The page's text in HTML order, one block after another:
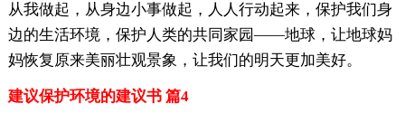
从我做起，从身边小事做起，人人行动起来，保护我们身
边的生活环境，保护人类的共同家园——地球，让地球妈
妈恢复原来美丽壮观景象，让我们的明天更加美好。
建议保护环境的建议书 篇4